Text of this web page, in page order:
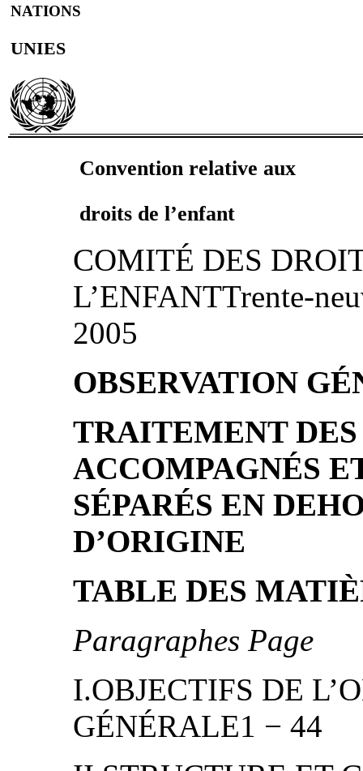
NATIONS
UNIES
Convention relative aux
droits de l’enfant
COMITÉ DES
2005
OBSERVATION
TRAITEMENT
ACCOMPAGNÉS
SÉPARÉS EN
D’ORIGINE
TABLE DES
Paragraphes Page
I.OBJECTIFS DE
GÉNÉRALE1 − 44